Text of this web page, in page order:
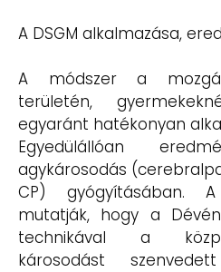
A DSGM alkalmazása,
A módszer a
területén,
egyaránt hatékonyan
Egyedülállóan
agykárosodás
CP) gyógyításában.
mutatják, hogy a
technikával a
károsodást